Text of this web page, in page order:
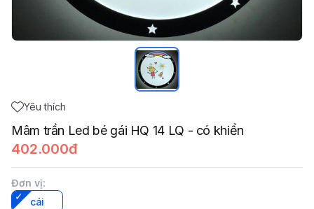
Yêu thích
Mâm trần Led bé gái HQ 14 LQ - có khiển
402.000đ
Đơn vị:
cái